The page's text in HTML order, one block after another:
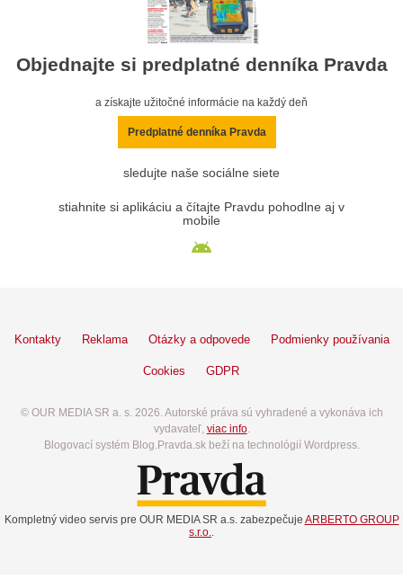
Objednajte si predplatné denníka Pravda
a získajte užitočné informácie na každý deň
Predplatné denníka Pravda
sledujte naše sociálne siete
stiahnite si aplikáciu a čítajte Pravdu pohodlne aj v
mobile
Kontakty Reklama Otázky a odpovede Podmienky používania
Cookies GDPR
© OUR MEDIA SR a. s. 2026. Autorské práva sú vyhradené a vykonáva ich
vydavateľ, viac info.
Blogovací systém Blog.Pravda.sk beží na technológií Wordpress.
Kompletný video servis pre OUR MEDIA SR a.s. zabezpečuje ARBERTO GROUP
s.r.o.